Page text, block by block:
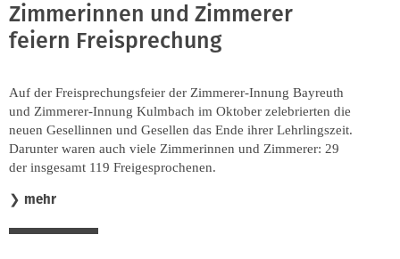
Soziales & Tarifpolitik
Verband & Innungen
Innung
Zimmerinnen und Zimmerer
feiern Freisprechung
Auf der Freisprechungsfeier der Zimmerer-Innung Bayreuth
und Zimmerer-Innung Kulmbach im Oktober zelebrierten die
neuen Gesellinnen und Gesellen das Ende ihrer Lehrlingszeit.
Darunter waren auch viele Zimmerinnen und Zimmerer: 29
der insgesamt 119 Freigesprochenen.
❯ mehr